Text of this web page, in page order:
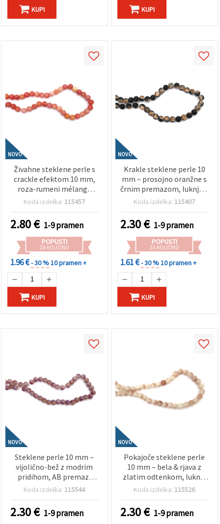
KUPI KUPI
NOVO
Živahne steklene perle s
crackle efektom 10 mm,
roza-rumeni mélange
(assorted), luknja 1,5 mm,
izdelavo barvitega nakita
in ročno izdelanih
ustvarjalnih projektov
Koda izdelka: 115457
2.80€ 1-9 pramen
POPUSTI
ZA KOLIČINO
1.96 €- 30 %10 pramen +
KUPI
NOVO
Krakle steklene perle 10
mm – prosojno oranžne s
črnim premazom, luknja 1
mm, niz ~85 kos – idealne
nakita in ustvarjalne
ročne projekte
Koda izdelka: 115407
2.30€ 1-9 pramen
POPUSTI
ZA KOLIČINO
1.61 €- 30 %10 pramen +
KUPI
NOVO
Steklene perle 10 mm –
vijolično-bež z modrim
pridihom, AB premaz,
luknja 1 mm, niz ~85 kos –
ustvarjalne ročne izdelke
Koda izdelka: 115544
2.30€ 1-9 pramen
NOVO
Pokajoče steklene perle
10 mm – bela & rjava z
zlatim odtenkom, luknja
1 mm, niz ~85 kos –
luksuznega nakita in DIY
ustvarjanje
Koda izdelka: 115526
2.30€ 1-9 pramen